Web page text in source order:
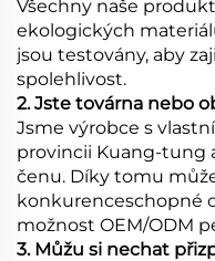
Všechny naše
ekologických
jsou testovány, aby
spolehlivost.
2. Jste továrna nebo
Jsme výrobce s
provincii Kuang-tung
čenu. Díky tomu
konkurenceschopné
možnost OEM/ODM
3. Můžu si nechat